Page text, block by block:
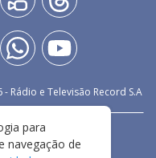
- Rádio e Televisão Record S.A
PRIVACIDADE
para
navegação de